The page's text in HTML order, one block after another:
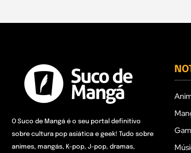
O Suco de Mangá é o seu portal definitivo
sobre cultura pop asiática e geek! Tudo sobre
animes, mangás, K-pop, J-pop, dramas,